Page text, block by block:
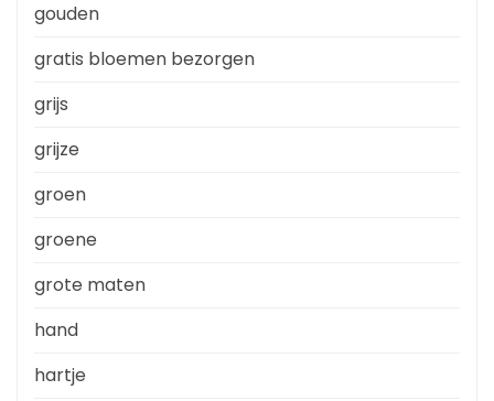
gouden
gratis bloemen bezorgen
grijs
grijze
groen
groene
grote maten
hand
hartje